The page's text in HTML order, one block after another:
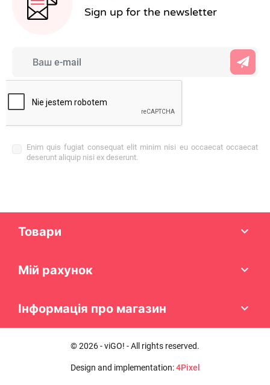
Sign up for the newsletter
Enim quis fugiat consequat elit minim nisi eu occaecat occaecat
deserunt aliquip nisi ex deserunt.
Товари 
Мій рахунок 
Інформація про магазин 
© 2026 - viGO! - All rights reserved.
Design and implementation:4Pixel